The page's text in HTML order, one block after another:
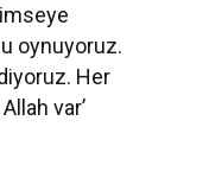
oynuyoruz.
Her
var’